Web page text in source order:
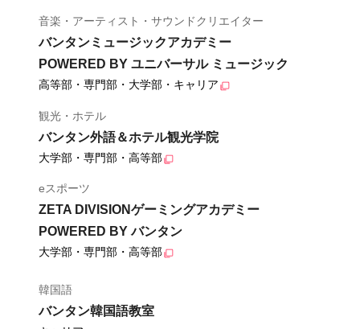
音楽・アーティスト・サウンドクリエイター
バンタンミュージックアカデミー
POWERED BY ユニバーサル ミュージック
高等部・専門部・大学部・キャリア
観光・ホテル
バンタン外語＆ホテル観光学院
大学部・専門部・高等部
eスポーツ
ZETA DIVISIONゲーミングアカデミー
POWERED BY バンタン
大学部・専門部・高等部
韓国語
バンタン韓国語教室